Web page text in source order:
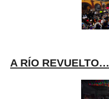
A RÍO REVUELTO…